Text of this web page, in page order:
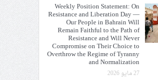
Weekly Position Statement: On
Resistance and Liberation Day —
Our People in Bahrain Will
Remain Faithful to the Path of
Resistance and Will Never
Compromise on Their Choice to
Overthrow the Regime of Tyranny
and Normalization
27 مايو 2026